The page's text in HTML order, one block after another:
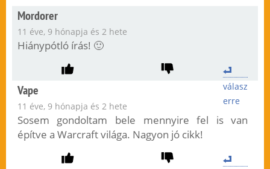
Mordorer
11 éve, 9 hónapja és 2 hete
Hiánypótló írás! 🙂
válasz
erre
Vape
11 éve, 9 hónapja és 2 hete
Sosem gondoltam bele mennyire fel is van
építve a Warcraft világa. Nagyon jó cikk!